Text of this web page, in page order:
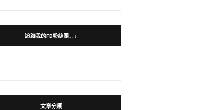
追蹤我的FB粉絲團↓↓↓
文章分類